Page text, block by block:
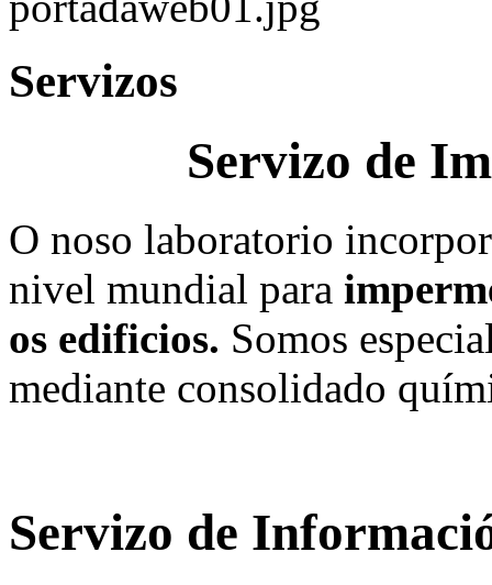
Servizos
Servizo de
O noso laboratorio
nivel mundial para
os edificios. Somos
mediante consolidado
Servizo de